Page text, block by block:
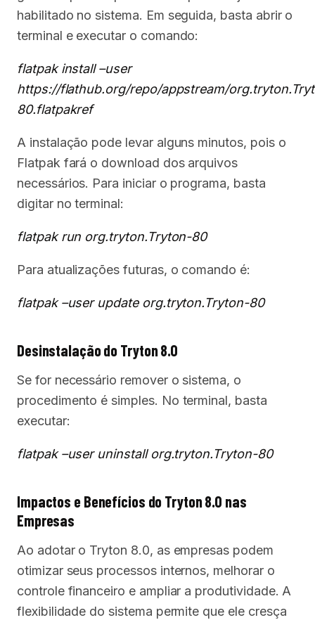
habilitado no sistema. Em seguida, basta abrir o
terminal e executar o comando:
flatpak install –user
https://flathub.org/repo/appstream/
80.flatpakref
A instalação pode levar alguns minutos, pois o
Flatpak fará o download dos arquivos
necessários. Para iniciar o programa, basta
digitar no terminal:
flatpak run org.tryton.Tryton-80
Para atualizações futuras, o comando é:
flatpak –user update org.tryton.Tryton-80
Desinstalação do Tryton 8.0
Se for necessário remover o sistema, o
procedimento é simples. No terminal, basta
executar:
flatpak –user uninstall org.tryton.Tryton-80
Impactos e Benefícios do Tryton 8.0 nas
Empresas
Ao adotar o Tryton 8.0, as empresas podem
otimizar seus processos internos, melhorar o
controle financeiro e ampliar a produtividade. A
flexibilidade do sistema permite que ele cresça